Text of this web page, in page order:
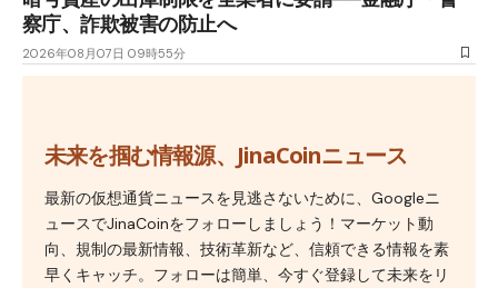
察庁、詐欺被害の防止へ
2026年08月07日 09時55分
未来を掴む情報源、JinaCoinニュース
最新の仮想通貨ニュースを見逃さないために、Googleニ
ュースでJinaCoinをフォローしましょう！マーケット動
向、規制の最新情報、技術革新など、信頼できる情報を素
早くキャッチ。フォローは簡単、今すぐ登録して未来をリ